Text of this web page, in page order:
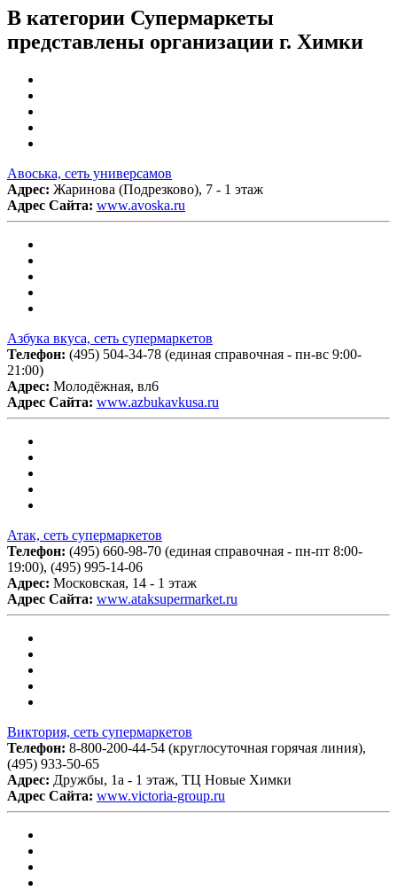
В категории Супермаркеты
представлены организации г. Химки
Авоська, сеть универсамов
Адрес: Жаринова (Подрезково), 7 - 1 этаж
Адрес Сайта: www.avoska.ru
Азбука вкуса, сеть супермаркетов
Телефон: (495) 504-34-78 (единая справочная - пн-вс 9:00-
21:00)
Адрес: Молодёжная, вл6
Адрес Сайта: www.azbukavkusa.ru
Атак, сеть супермаркетов
Телефон: (495) 660-98-70 (единая справочная - пн-пт 8:00-
19:00), (495) 995-14-06
Адрес: Московская, 14 - 1 этаж
Адрес Сайта: www.ataksupermarket.ru
Виктория, сеть супермаркетов
Телефон: 8-800-200-44-54 (круглосуточная горячая линия),
(495) 933-50-65
Адрес: Дружбы, 1а - 1 этаж, ТЦ Новые Химки
Адрес Сайта: www.victoria-group.ru